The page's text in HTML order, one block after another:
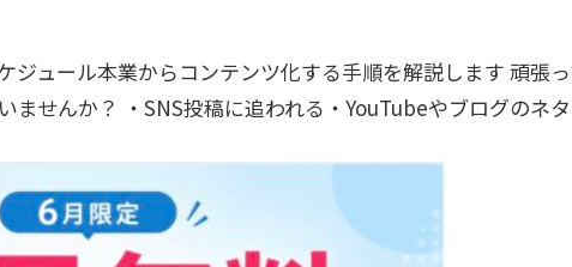
ジュール本業からコンテンツ化する手順を解説します 頑張
ませんか？ ・SNS投稿に追われる・YouTubeやブログのネ